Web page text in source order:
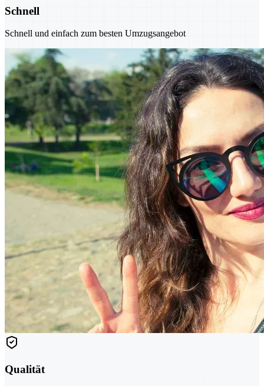
Schnell
Schnell und einfach zum besten Umzugsangebot
Qualität